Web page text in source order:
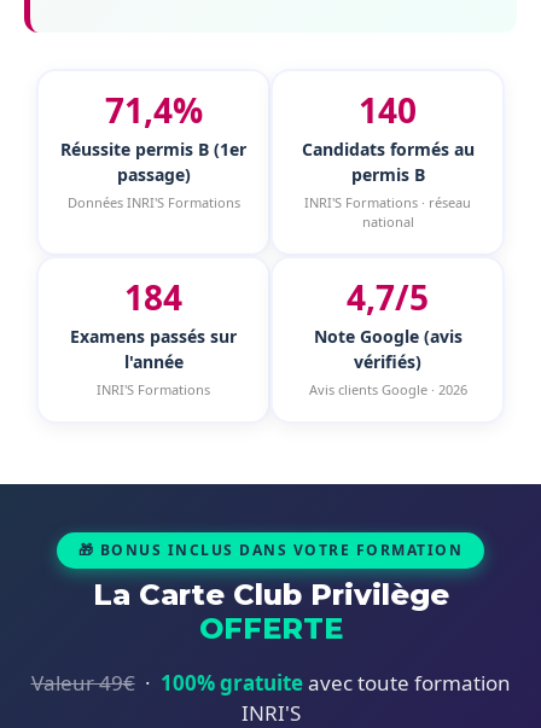
71,4%
Réussite permis B (1er
passage)
Données INRI'S Formations
140
Candidats formés au
permis B
INRI'S Formations · réseau
national
184
Examens passés sur
l'année
INRI'S Formations
4,7/5
Note Google (avis
vérifiés)
Avis clients Google · 2026
🎁 BONUS INCLUS DANS VOTRE FORMATION
La Carte Club Privilège
OFFERTE
Valeur 49€· 100% gratuiteavec toute formation
INRI'S